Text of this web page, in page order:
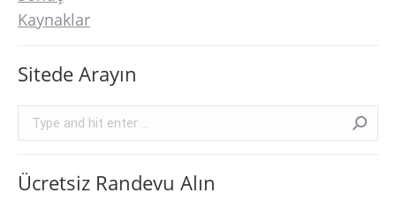
Kaynaklar
Sitede Arayın
Search:
Ücretsiz Randevu Alın